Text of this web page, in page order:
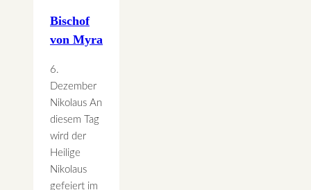
Bischof
von Myra
6.
Dezember
Nikolaus An
diesem Tag
wird der
Heilige
Nikolaus
gefeiert im